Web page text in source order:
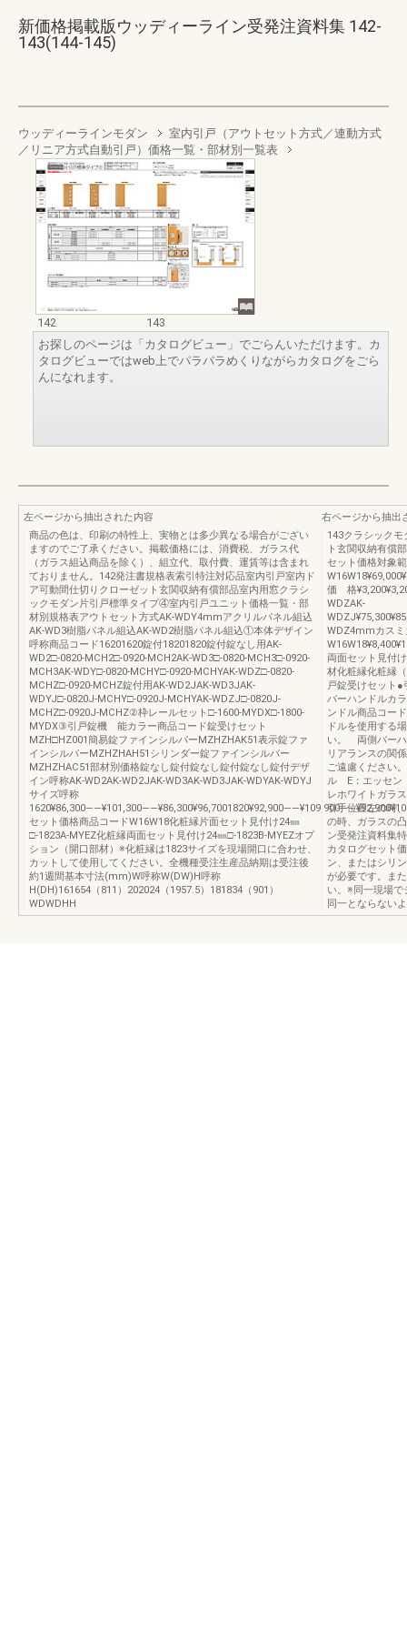
新価格掲載版ウッディーライン受発注資料集 142-
143(144-145)
ウッディーラインモダン
室内引戸（アウトセット方式／連動方式
／リニア方式自動引戸）価格一覧・部材別一覧表
142
143
お探しのページは「カタログビュー」でごらんいただけます。カ
タログビューではweb上でパラパラめくりながらカタログをごら
んになれます。
左ページから抽出された内容
商品の色は、印刷の特性上、実物とは多少異なる場合がござい
ますのでご了承ください。掲載価格には、消費税、ガラス代
（ガラス組込商品を除く）、組立代、取付費、運賃等は含まれ
ておりません。142発注書規格表索引特注対応品室内引戸室内ド
ア可動間仕切りクローゼット玄関収納有償部品室内用窓クラシ
ックモダン片引戸標準タイプ④室内引戸ユニット価格一覧・部
材別規格表アウトセット方式AK-WDY4mmアクリルパネル組込
AK-WD3樹脂パネル組込AK-WD2樹脂パネル組込①本体デザイン
呼称商品コード16201620錠付18201820錠付錠なし用AK-
WD2□-0820-MCH2□-0920-MCH2AK-WD3□-0820-MCH3□-0920-
MCH3AK-WDY□-0820-MCHY□-0920-MCHYAK-WDZ□-0820-
MCHZ□-0920-MCHZ錠付用AK-WD2JAK-WD3JAK-
WDYJ□-0820J-MCHY□-0920J-MCHYAK-WDZJ□-0820J-
MCHZ□-0920J-MCHZ②枠レールセット□-1600-MYDX□-1800-
MYDX③引戸錠機 能カラー商品コード錠受けセット
MZH□HZ001簡易錠ファインシルバーMZHZHAK51表示錠ファ
インシルバーMZHZHAH51シリンダー錠ファインシルバー
MZHZHAC51部材別価格錠なし錠付錠なし錠付錠なし錠付デザ
イン呼称AK-WD2AK-WD2JAK-WD3AK-WD3JAK-WDYAK-WDYJ
サイズ呼称
セット価格商品コードW16W18化粧縁片面セット見付け24㎜
□-1823A-MYEZ化粧縁両面セット見付け24㎜□-1823B-MYEZオプ
ション（開口部材）※化粧縁は1823サイズを現場開口に合わせ、
カットして使用してください。全機種受注生産品納期は受注後
約1週間基本寸法(mm)W呼称W(DW)H呼称
H(DH)161654（811）202024（1957.5）181834（901）
WDWDHH
右ページから抽出
143クラシック
ト玄関収納有償
セット価格対象
価 格
WDZAK-
WDZ4mmカス
両面セット見付
材化粧縁化粧縁
戸錠受けセット
バーハンドルカ
ンドル商品コー
ドルを使用する
い。 両側バーハ
リアランスの関
ご遠慮ください
ル E：エッセ
レホワイトガラ
引手位置左の時
の時、ガラスの
ン受発注資料集
カタログセット
ン、またはシリ
が必要です。ま
い。※同一現場
同一とならない